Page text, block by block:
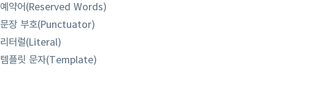
예약어(Reserved Words)
문장 부호(Punctuator)
리터럴(Literal)
템플릿 문자(Template)